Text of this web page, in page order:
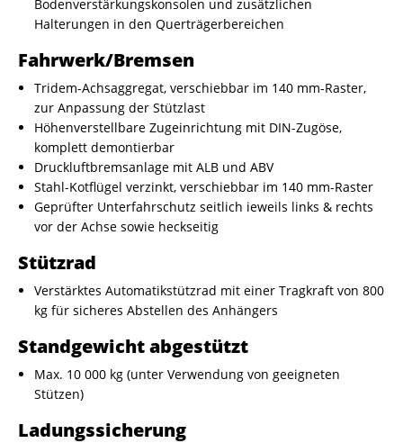
Bodenverstärkungskonsolen und zusätzlichen
Halterungen in den Querträgerbereichen
Fahrwerk/Bremsen
Tridem-Achsaggregat, verschiebbar im 140 mm-Raster,
zur Anpassung der Stützlast
Höhenverstellbare Zugeinrichtung mit DIN-Zugöse,
komplett demontierbar
Druckluftbremsanlage mit ALB und ABV
Stahl-Kotflügel verzinkt, verschiebbar im 140 mm-Raster
Geprüfter Unterfahrschutz seitlich ieweils links & rechts
vor der Achse sowie heckseitig
Stützrad
Verstärktes Automatikstützrad mit einer Tragkraft von 800
kg für sicheres Abstellen des Anhängers
Standgewicht abgestützt
Max. 10 000 kg (unter Verwendung von geeigneten
Stützen)
Ladungssicherung